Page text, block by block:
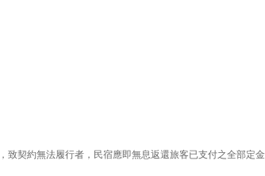
致契約無法履行者，民宿應即無息返還旅客已支付之全部定金